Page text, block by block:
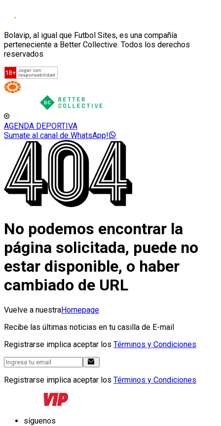
Bolavip, al igual que Futbol Sites, es una compañía
perteneciente a Better Collective. Todos los derechos
reservados
AGENDA DEPORTIVA
Sumate al canal de WhatsApp!
No podemos encontrar la
página solicitada, puede no
estar disponible, o haber
cambiado de URL
Vuelve a nuestraHomepage
Recibe las últimas noticias en tu casilla de E-mail
Registrarse implica aceptar los Términos y Condiciones
Registrarse implica aceptar los Términos y Condiciones
síguenos